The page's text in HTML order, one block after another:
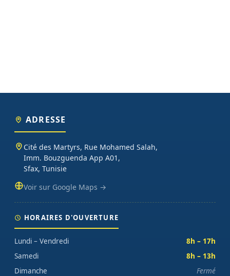
ADRESSE
Cité des Martyrs, Rue Mohamed Salah,
Imm. Bouzguenda App A01,
Sfax, Tunisie
Voir sur Google Maps →
HORAIRES D'OUVERTURE
Lundi – Vendredi
8h – 17h
Samedi
8h – 13h
Dimanche
Fermé